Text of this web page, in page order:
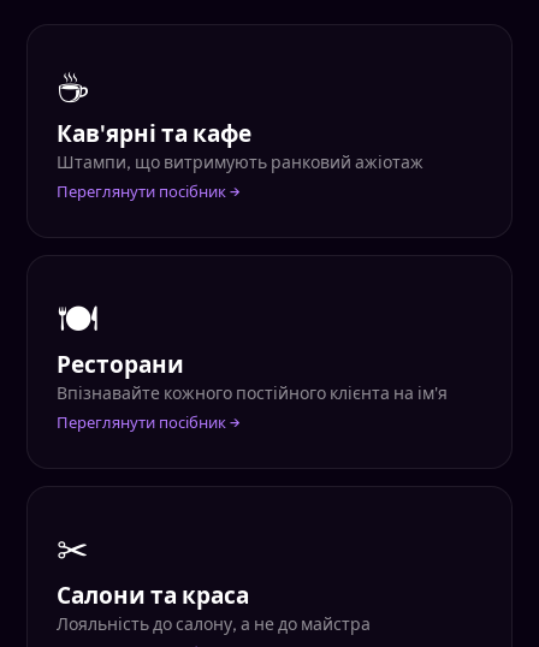
☕
Кав'ярні та кафе
Штампи, що витримують ранковий ажіотаж
Переглянути посібник →
🍽
Ресторани
Впізнавайте кожного постійного клієнта на ім'я
Переглянути посібник →
✂
Салони та краса
Лояльність до салону, а не до майстра